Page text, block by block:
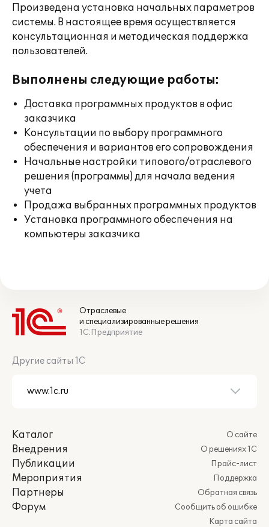
Произведена установка начальных параметров
системы. В настоящее время осуществляется
консультационная и методическая поддержка
пользователей.
Выполнены следующие работы:
Доставка программных продуктов в офис
заказчика
Консультации по выбору программного
обеспечения и вариантов его сопровождения
Начальные настройки типового/отраслевого
решения (программы) для начала ведения
учета
Продажа выбранных программных продуктов
Установка программного обеспечения на
компьютеры заказчика
Отраслевые
и специализированные решения
1С:Предприятие
Другие сайты 1С
Каталог
Внедрения
Публикации
Мероприятия
Партнеры
Форум
О сайте
О решениях 1С
Прайс-лист
Поддержка
Обратная связь
Сообщить об ошибке
Карта сайта